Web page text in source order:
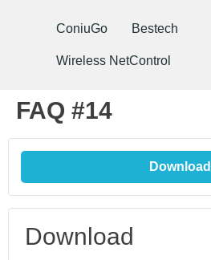
ConiuGo Bestech
Wireless NetControl
FAQ #14
Download
Download